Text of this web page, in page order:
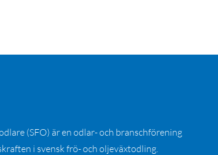
(SFO) är en odlar- och branschförening
i svensk frö- och oljeväxtodling.